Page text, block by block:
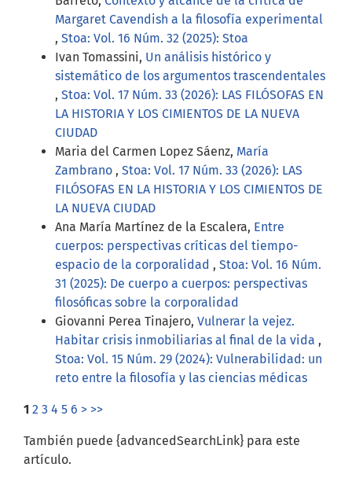
Margaret Cavendish a la filosofía experimental
, Stoa: Vol. 16 Núm. 32 (2025): Stoa
Ivan Tomassini, Un análisis histórico y
sistemático de los argumentos trascendentales
, Stoa: Vol. 17 Núm. 33 (2026): LAS FILÓSOFAS EN
LA HISTORIA Y LOS CIMIENTOS DE LA NUEVA
CIUDAD
Maria del Carmen Lopez Sáenz, María
Zambrano , Stoa: Vol. 17 Núm. 33 (2026): LAS
FILÓSOFAS EN LA HISTORIA Y LOS CIMIENTOS DE
LA NUEVA CIUDAD
Ana María Martínez de la Escalera, Entre
cuerpos: perspectivas críticas del tiempo-
espacio de la corporalidad , Stoa: Vol. 16 Núm.
31 (2025): De cuerpo a cuerpos: perspectivas
filosóficas sobre la corporalidad
Giovanni Perea Tinajero, Vulnerar la vejez.
Habitar crisis inmobiliarias al final de la vida ,
Stoa: Vol. 15 Núm. 29 (2024): Vulnerabilidad: un
reto entre la filosofía y las ciencias médicas
1 2 3 4 5 6 > >>
También puede {advancedSearchLink} para este
artículo.